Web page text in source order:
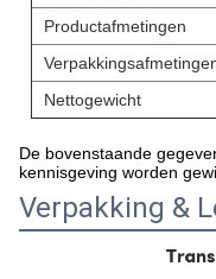
Productafmetingen
Nettogewicht
De bovenstaande
kennisgeving worden
Verpakking &